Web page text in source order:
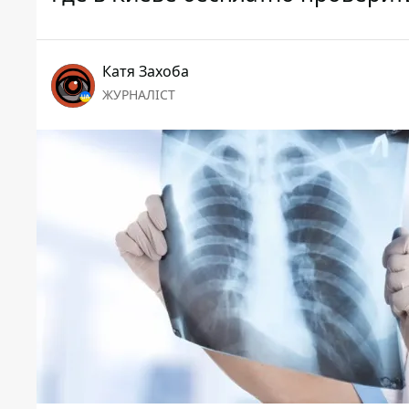
Катя Захоба
ЖУРНАЛІСТ